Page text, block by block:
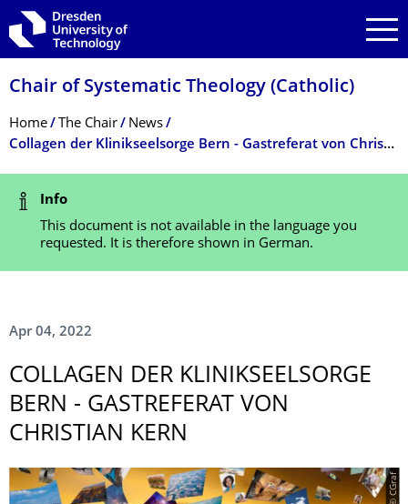
Skip to main navigation
Skip to search
Skip to content
Chair of Systematic Theology (Catholic)
Breadcrumb Menu
Home The Chair
News
Collagen der Klinikseelsorge Bern - Gastreferat von Christian Kern
Status Message
Info
This document is not available in the language you
requested. It is therefore shown in German.
Apr 04, 2022
COLLAGEN DER KLINIKSEELSORGE
BERN - GASTREFERAT VON
CHRISTIAN KERN
© CGraf